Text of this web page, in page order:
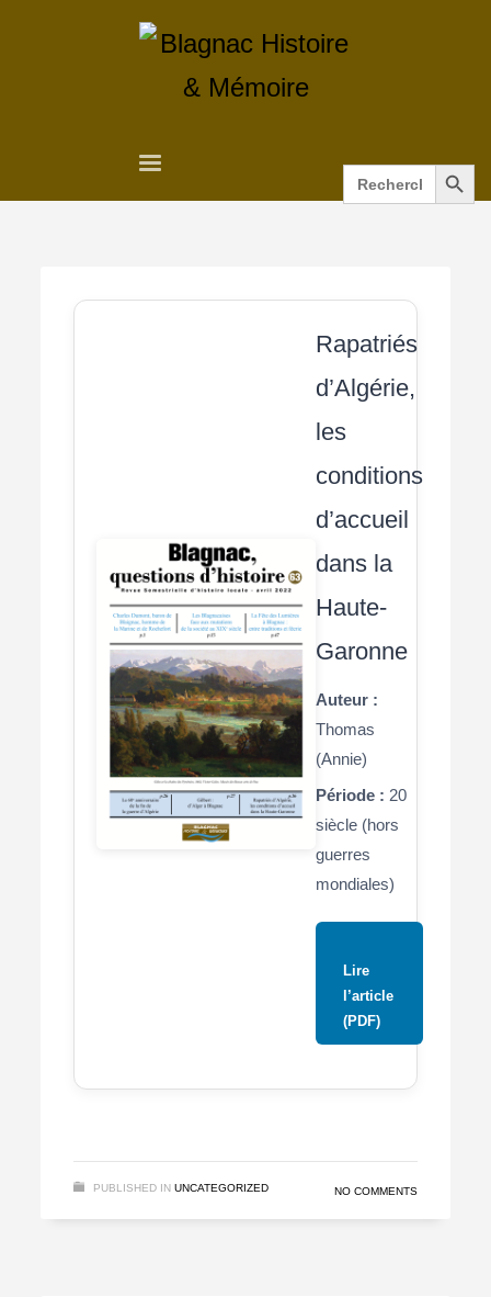
Search
for:
Search Button
Rapatriés
d’Algérie,
les
conditions
d’accueil
dans la
Haute-
Garonne
Auteur :
Thomas
(Annie)
Période : 20
siècle (hors
guerres
mondiales)
Lire
l’article
(PDF)
PUBLISHED IN UNCATEGORIZED NO COMMENTS